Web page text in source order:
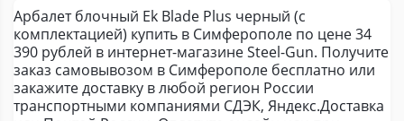
Арбалет блочный Ek Blade Plus черный (с
комплектацией) купить в Симферополе по цене 34
390 рублей в интернет-магазине Steel-Gun. Получите
заказ самовывозом в Симферополе бесплатно или
закажите доставку в любой регион России
транспортными компаниями СДЭК, Яндекс.Доставка